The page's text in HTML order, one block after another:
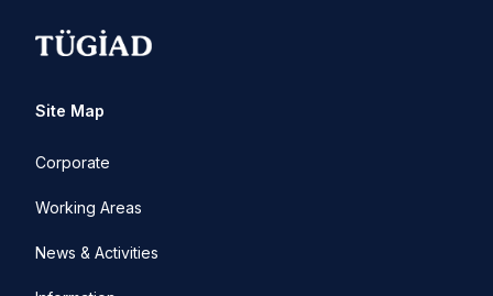
Site Map
Corporate
Working Areas
News & Activities